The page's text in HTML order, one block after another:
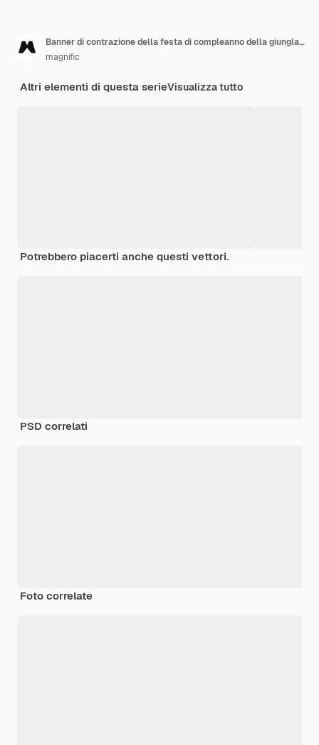
Banner di contrazione della festa di compleanno della giungla piatta
magnific
Altri elementi di questa serieVisualizza tutto
Potrebbero piacerti anche questi vettori.
PSD correlati
Foto correlate